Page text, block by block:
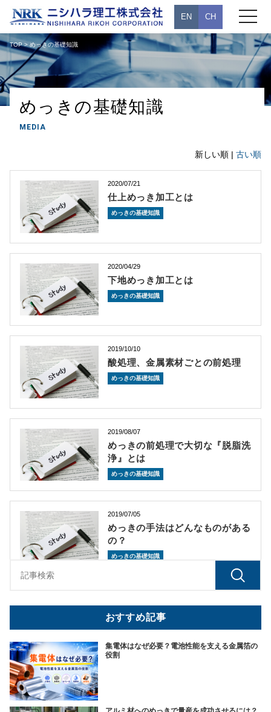
toggle
EN CH
TOP> めっきの基礎知識
めっきの基礎知識
MEDIA
新しい順 | 古い順
2020/07/21
仕上めっき加工とは
めっきの基礎知識
2020/04/29
下地めっき加工とは
めっきの基礎知識
2019/10/10
酸処理、金属素材ごとの前処理
めっきの基礎知識
2019/08/07
めっきの前処理で大切な『脱脂洗
浄』とは
めっきの基礎知識
2019/07/05
めっきの手法はどんなものがある
の？
めっきの基礎知識
おすすめ記事
集電体はなぜ必要？電池性能を支える金属箔の
役割